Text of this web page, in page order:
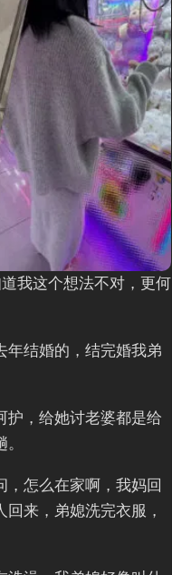
我这个想法不对，更何
年结婚的，结完婚我弟
护，给她讨老婆都是给
怎么在家啊，我妈回
来，弟媳洗完衣服，